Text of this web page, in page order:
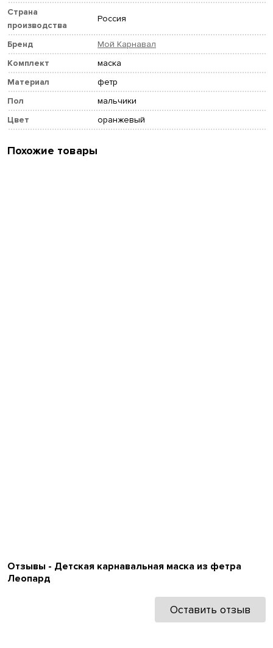
Страна
производства
Россия
Бренд
Мой Карнавал
Комплект
маска
Материал
фетр
Пол
мальчики
Цвет
оранжевый
Похожие товары
Отзывы - Детская карнавальная маска из фетра
Леопард
Оставить отзыв